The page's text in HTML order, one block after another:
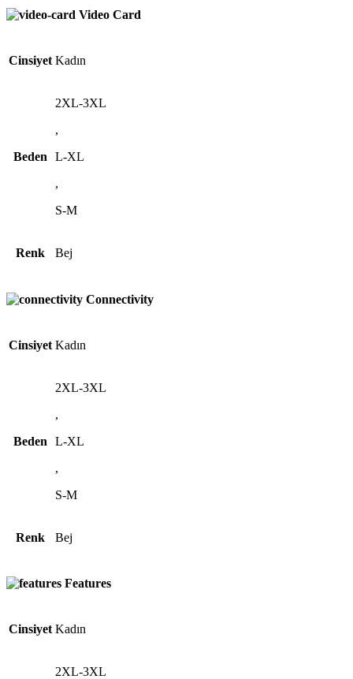
Video Card
Cinsiyet Kadın
Beden
2XL-3XL
,
L-XL
,
S-M
Renk Bej
Connectivity
Cinsiyet Kadın
Beden
2XL-3XL
,
L-XL
,
S-M
Renk Bej
Features
Cinsiyet Kadın
2XL-3XL